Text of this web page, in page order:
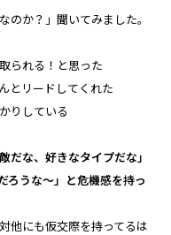
のか？」聞いてみました。
られる！と思った
とリードしてくれた
りしている
敵だな、好きなタイプだな」
ろうな～」と危機感を持っ
他にも仮交際を持ってるは